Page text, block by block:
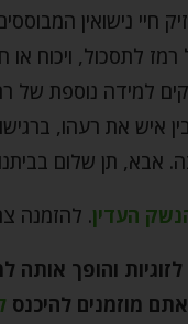
חיי נישואין
רמז לתסכול, ויכוח
למידה נוספת של
איש את רעהו,
אבא, תן שלום
העדין. להזמנה
והופך אותה
מוזמנים להיכנס